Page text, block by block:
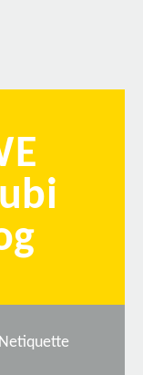
Netiquette